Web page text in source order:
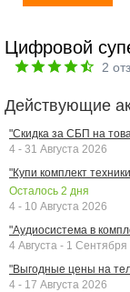
Цифровой
2
Действующие
"Скидка за СБП на
4 - 31 Августа 2026
"Купи комплект
Осталось 2 дня
4 - 10 Августа 2026
"Аудиосистема в
4 Августа - 1 Сентября
"Выгодные цены на
4 - 17 Августа 2026